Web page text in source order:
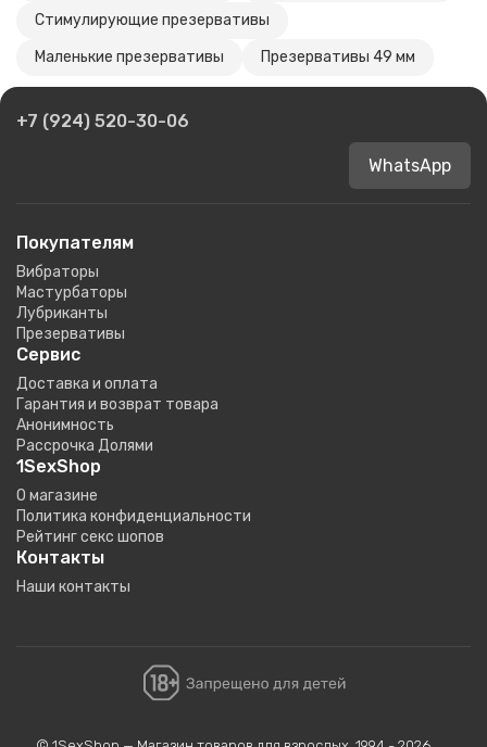
Стимулирующие презервативы
Маленькие презервативы
Презервативы 49 мм
+7 (924) 520-30-06
WhatsApp
Покупателям
Вибраторы
Мастурбаторы
Лубриканты
Презервативы
Сервис
Доставка и оплата
Гарантия и возврат товара
Анонимность
Рассрочка Долями
1SexShop
О магазине
Политика конфиденциальности
Рейтинг секс шопов
Контакты
Наши контакты